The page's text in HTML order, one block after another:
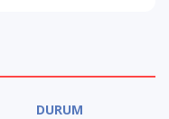
DURUM